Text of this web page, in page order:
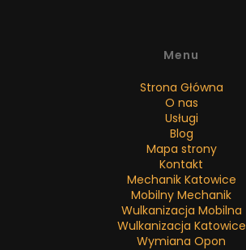
Menu
Strona Główna
O nas
Usługi
Blog
Mapa strony
Kontakt
Mechanik Katowice
Mobilny Mechanik
Wulkanizacja Mobilna
Wulkanizacja Katowice
Wymiana Opon